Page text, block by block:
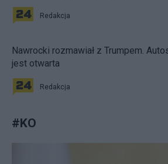
Redakcja
Nawrocki rozmawiał z Trumpem.
jest otwarta
Redakcja
#KO